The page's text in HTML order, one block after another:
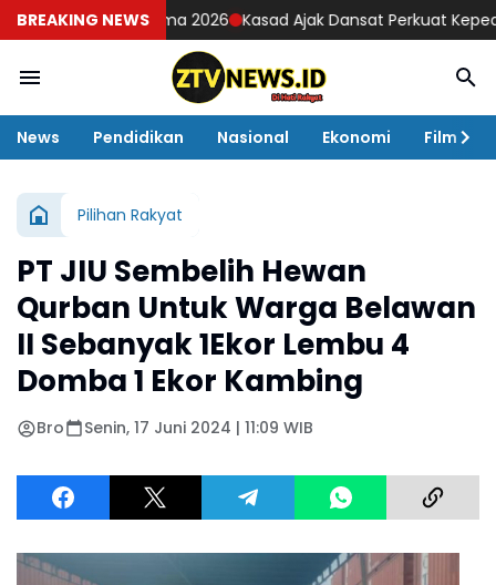
BREAKING NEWS
TNI Habema 2026 Kasad Ajak Dansat Perkuat Kepedulian
News Pendidikan Nasional Ekonomi Film
Pilihan Rakyat
PT JIU Sembelih Hewan
Qurban Untuk Warga Belawan
II Sebanyak 1Ekor Lembu 4
Domba 1 Ekor Kambing
Bro Senin, 17 Juni 2024 | 11:09 WIB